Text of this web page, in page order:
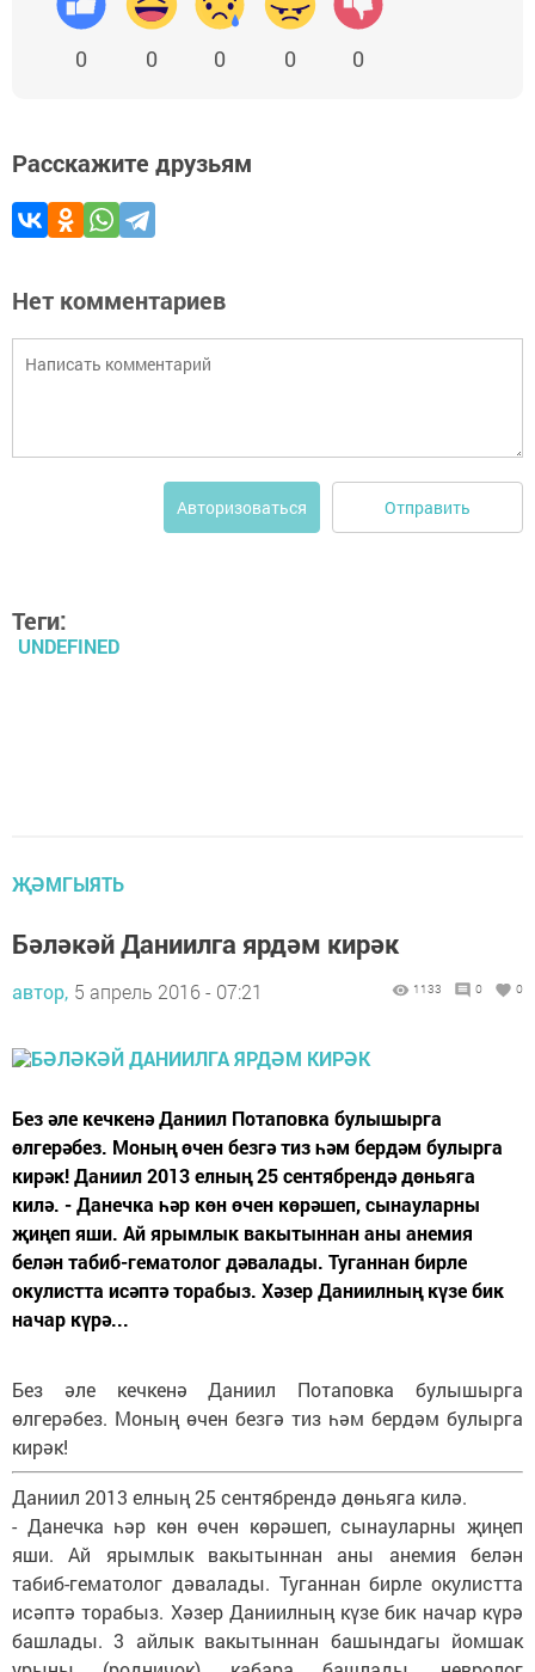
0 0 0 0 0
Расскажите друзьям
Нет комментариев
Авторизоваться Отправить
Теги:
UNDEFINED
ҖӘМГЫЯТЬ
Бәләкәй Даниилга ярдәм кирәк
автор, 5 апрель 2016 - 07:21 1133 0 0
Без әле кечкенә Даниил Потаповка булышырга
өлгерәбез. Моның өчен безгә тиз һәм бердәм булырга
кирәк! Даниил 2013 елның 25 сентябрендә дөньяга
килә. - Данечка һәр көн өчен көрәшеп, сынауларны
җиңеп яши. Ай ярымлык вакытыннан аны анемия
белән табиб-гематолог дәвалады. Туганнан бирле
окулистта исәптә торабыз. Хәзер Даниилның күзе бик
начар күрә...
Без әле кечкенә Даниил Потаповка булышырга
өлгерәбез. Моның өчен безгә тиз һәм бердәм булырга
кирәк!
Даниил 2013 елның 25 сентябрендә дөньяга килә.
- Данечка һәр көн өчен көрәшеп, сынауларны җиңеп
яши. Ай ярымлык вакытыннан аны анемия белән
табиб-гематолог дәвалады. Туганнан бирле окулистта
исәптә торабыз. Хәзер Даниилның күзе бик начар күрә
башлады. 3 айлык вакытыннан башындагы йомшак